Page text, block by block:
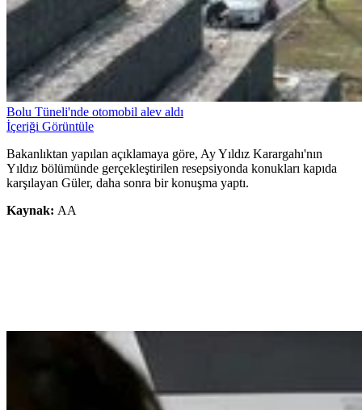
Bolu Tüneli'nde otomobil alev aldı
İçeriği Görüntüle
Bakanlıktan yapılan açıklamaya göre, Ay Yıldız Karargahı'nın
Yıldız bölümünde gerçekleştirilen resepsiyonda konukları kapıda
karşılayan Güler, daha sonra bir konuşma yaptı.
Kaynak: AA